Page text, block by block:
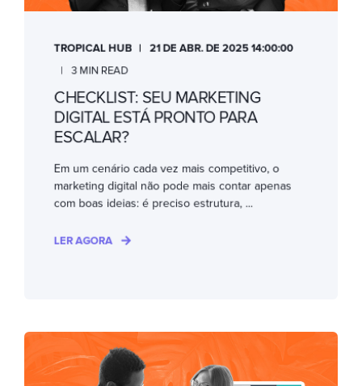
TROPICAL HUB 21 DE ABR. DE 2025 14:00:00
3 MIN READ
CHECKLIST: SEU MARKETING
DIGITAL ESTÁ PRONTO PARA
ESCALAR?
Em um cenário cada vez mais competitivo, o
marketing digital não pode mais contar apenas
com boas ideias: é preciso estrutura, ...
LER AGORA